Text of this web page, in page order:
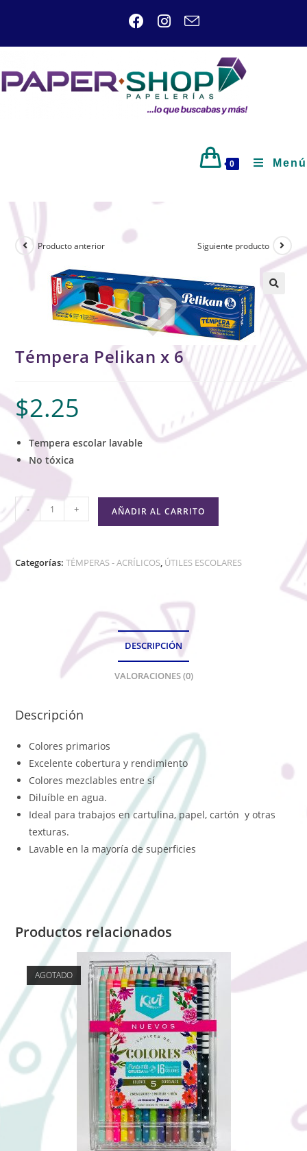
0 Menú
Producto anterior Siguiente producto
🔍
Témpera Pelikan x 6
$2.25
Tempera escolar lavable
No tóxica
- + AÑADIR AL CARRITO
Categorías:TÉMPERAS - ACRÍLICOS, ÚTILES ESCOLARES
DESCRIPCIÓN
VALORACIONES (0)
Descripción
Colores primarios
Excelente cobertura y rendimiento
Colores mezclables entre sí
Diluíble en agua.
Ideal para trabajos en cartulina, papel, cartón y otras
texturas.
Lavable en la mayoría de superficies
Productos relacionados
AGOTADO